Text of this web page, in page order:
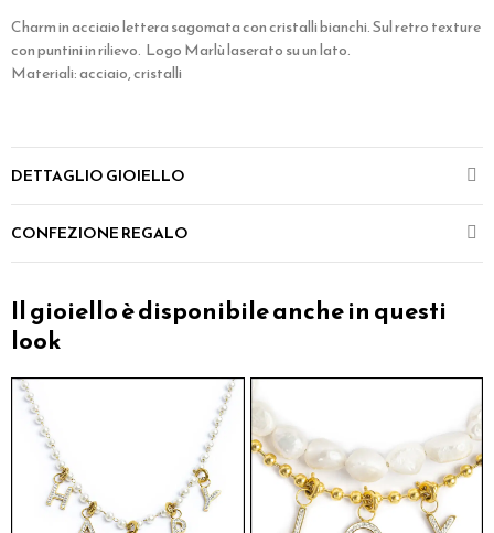
Charm in acciaio lettera sagomata con cristalli bianchi. Sul retro texture
con puntini in rilievo. Logo Marlù laserato su un lato.
Materiali: acciaio, cristalli
DETTAGLIO GIOIELLO
CONFEZIONE REGALO
Il gioiello è disponibile anche in questi
look